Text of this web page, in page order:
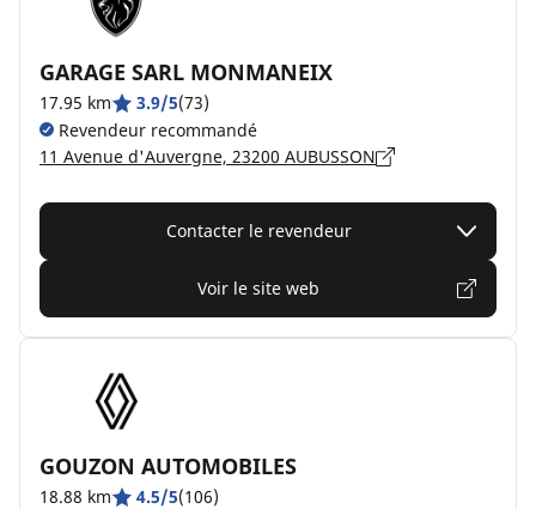
GARAGE SARL MONMANEIX
17.95 km 3.9/5(73)
Revendeur recommandé
11 Avenue d'Auvergne, 23200 AUBUSSON
Contacter le revendeur
Voir le site web
GOUZON AUTOMOBILES
18.88 km 4.5/5(106)